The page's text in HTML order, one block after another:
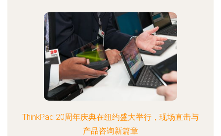
ThinkPad 20周年庆典在纽约盛大举行，现场直击与
产品咨询新篇章